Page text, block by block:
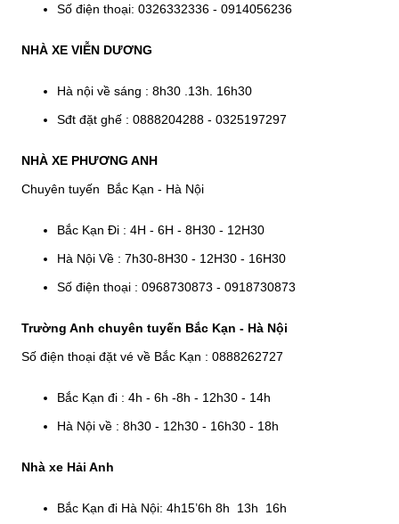
Số điện thoại: 0326332336 - 0914056236
NHÀ XE VIỄN DƯƠNG
Hà nội về sáng : 8h30 .13h. 16h30
Sđt đặt ghế : 0888204288 - 0325197297
NHÀ XE PHƯƠNG ANH
Chuyên tuyến Bắc Kạn - Hà Nội
Bắc Kạn Đi : 4H - 6H - 8H30 - 12H30
Hà Nội Về : 7h30-8H30 - 12H30 - 16H30
Số điện thoại : 0968730873 - 0918730873
Trường Anh chuyên tuyến Bắc Kạn - Hà Nội
Số điện thoại đặt vé về Bắc Kạn : 0888262727
Bắc Kạn đi : 4h - 6h -8h - 12h30 - 14h
Hà Nội về : 8h30 - 12h30 - 16h30 - 18h
Nhà xe Hải Anh
Bắc Kạn đi Hà Nội: 4h15’6h 8h 13h 16h